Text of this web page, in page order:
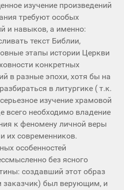
изучение произведений
требуют особых
и навыков, а именно:
текст Библии,
этапы истории Церкви
конкретных
в разные эпохи, хотя бы на
в литургике ( т.к.
изучение храмовой
всего необходимо владение
к феномену личной веры
их современников.
особенностей
без ясного
создавший этот образ
заказчик) был верующим, и